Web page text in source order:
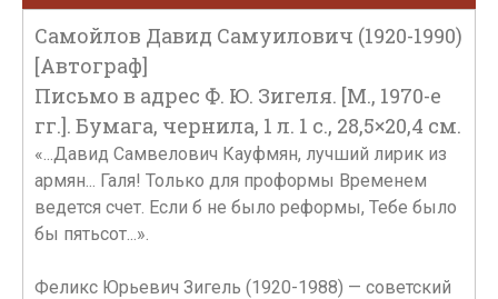
Самойлов Давид Самуилович (1920-1990)
[Автограф]
Письмо в адрес Ф. Ю. Зигеля. [М., 1970-е
гг.]. Бумага, чернила, 1 л. 1 с., 28,5×20,4 см.
«...Давид Самвелович Кауфмян, лучший лирик из
армян... Галя! Только для проформы Временем
ведется счет. Если б не было реформы, Тебе было
бы пятьсот...».
Феликс Юрьевич Зигель (1920-1988) — советский